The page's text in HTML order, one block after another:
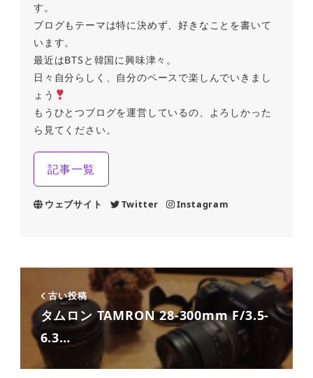
す。
ブログもテーマは特に決めず、好きなことを書いて
います。
最近はBTSと韓国に興味津々。
日々自分らしく、自分のペースで楽しんでいきまし
ょう
もうひとつブログを運営しているの、よろしかった
ら見てください。
記事一覧
ウェブサイト Twitter Instagram
古い投稿
タムロン TAMRON 28-300mm F/3.5-
6.3…